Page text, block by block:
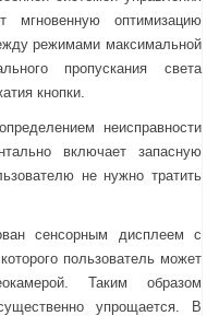
мгновенную оптимизацию
режимами максимальной
пропускания света
кнопки.
неисправности
включает запасную
не нужно тратить
сенсорным дисплеем с
пользователь может
Таким образом
упрощается. В